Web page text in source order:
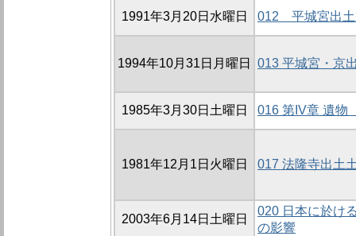
1991年3月20日水曜日 012 平城宮出土
1994年10月31日月曜日 013 平城宮・京
1985年3月30日土曜日 016 第IV章 遺物
1981年12月1日火曜日 017 法隆寺出土
2003年6月14日土曜日
020 日本に於け
の影響